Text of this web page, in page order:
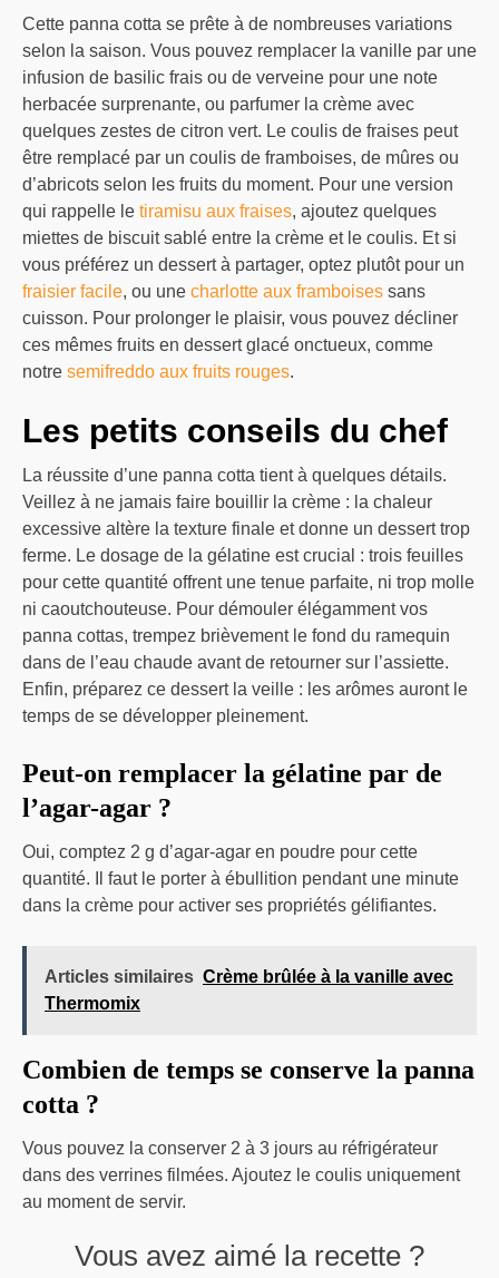
Cette panna cotta se prête à de nombreuses variations
selon la saison. Vous pouvez remplacer la vanille par une
infusion de basilic frais ou de verveine pour une note
herbacée surprenante, ou parfumer la crème avec
quelques zestes de citron vert. Le coulis de fraises peut
être remplacé par un coulis de framboises, de mûres ou
d’abricots selon les fruits du moment. Pour une version
qui rappelle le tiramisu aux fraises, ajoutez quelques
miettes de biscuit sablé entre la crème et le coulis. Et si
vous préférez un dessert à partager, optez plutôt pour un
fraisier facile, ou une charlotte aux framboises sans
cuisson. Pour prolonger le plaisir, vous pouvez décliner
ces mêmes fruits en dessert glacé onctueux, comme
notre semifreddo aux fruits rouges.
Les petits conseils du chef
La réussite d’une panna cotta tient à quelques détails.
Veillez à ne jamais faire bouillir la crème : la chaleur
excessive altère la texture finale et donne un dessert trop
ferme. Le dosage de la gélatine est crucial : trois feuilles
pour cette quantité offrent une tenue parfaite, ni trop molle
ni caoutchouteuse. Pour démouler élégamment vos
panna cottas, trempez brièvement le fond du ramequin
dans de l’eau chaude avant de retourner sur l’assiette.
Enfin, préparez ce dessert la veille : les arômes auront le
temps de se développer pleinement.
Peut-on remplacer la gélatine par de
l’agar-agar ?
Oui, comptez 2 g d’agar-agar en poudre pour cette
quantité. Il faut le porter à ébullition pendant une minute
dans la crème pour activer ses propriétés gélifiantes.
Articles similaires Crème brûlée à la vanille avec
Thermomix
Combien de temps se conserve la panna
cotta ?
Vous pouvez la conserver 2 à 3 jours au réfrigérateur
dans des verrines filmées. Ajoutez le coulis uniquement
au moment de servir.
Vous avez aimé la recette ?